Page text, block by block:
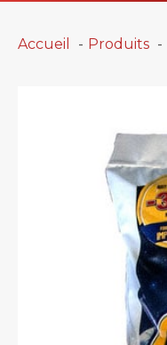
Accueil Produits